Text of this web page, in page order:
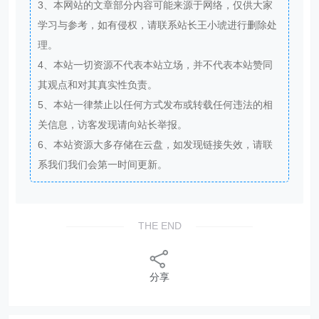
3、本网站的文章部分内容可能来源于网络，仅供大家
学习与参考，如有侵权，请联系站长王小琥进行删除处
理。
4、本站一切资源不代表本站立场，并不代表本站赞同
其观点和对其真实性负责。
5、本站一律禁止以任何方式发布或转载任何违法的相
关信息，访客发现请向站长举报。
6、本站资源大多存储在云盘，如发现链接失效，请联
系我们我们会第一时间更新。
THE END
分享